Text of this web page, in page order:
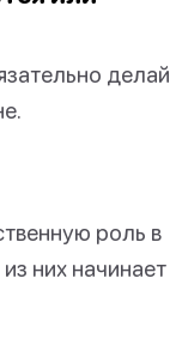
делай
роль в
них начинает